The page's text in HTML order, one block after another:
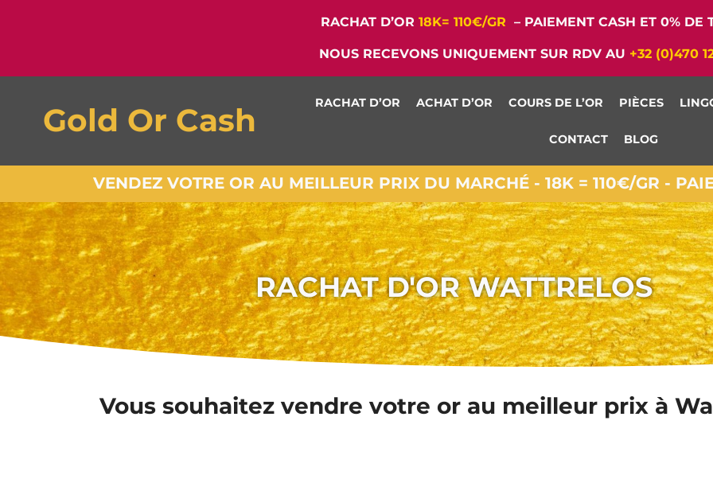
RACHAT D’OR 18K= 110€/GR – PAIEMENT CASH ET 0% DE
NOUS RECEVONS UNIQUEMENT SUR RDV AU +32 (0)470
Gold Or Cash RACHAT D’OR ACHAT D’OR COURS DE L’OR PIÈCES
CONTACT BLOG
VENDEZ VOTRE OR AU MEILLEUR PRIX DU MARCHÉ - 18K = 110€/GR -
RACHAT D'OR WATTRELOS
Vous souhaitez vendre votre or au meilleur prix à